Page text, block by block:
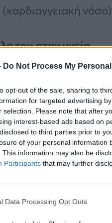
Do Not Process My
opt-out of the sale, sharing to
for targeted advertising
selection. Please note that after
interest-based ads based on
to third parties prior to
of your personal information
This information may also be
Participants that may further
Data Processing Opt Outs
(καρδιαγγειακή
του στην υγεία
UK Biobank, η
με την
σε σχέση τους
καρδιαγγειακών
τηστεφανιαία νόσο
παλμό (
αορτής.